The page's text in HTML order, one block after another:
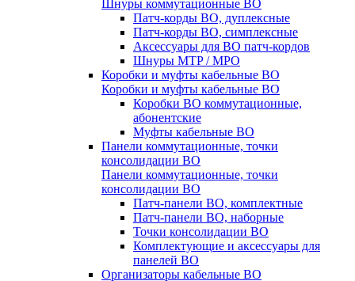
Шнуры коммутационные ВО
Патч-корды ВО, дуплексные
Патч-корды ВО, симплексные
Аксессуары для ВО патч-кордов
Шнуры MTP / MPO
Коробки и муфты кабельные ВО
Коробки и муфты кабельные ВО
Коробки ВО коммутационные,
абонентские
Муфты кабельные ВО
Панели коммутационные, точки
консолидации ВО
Панели коммутационные, точки
консолидации ВО
Патч-панели ВО, комплектные
Патч-панели ВО, наборные
Точки консолидации ВО
Комплектующие и аксессуары для
панелей ВО
Организаторы кабельные ВО